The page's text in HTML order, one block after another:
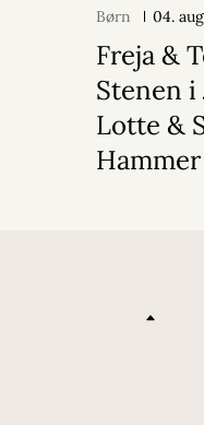
Børn 04.
Freja &
Stenen i
Lotte &
Hammer